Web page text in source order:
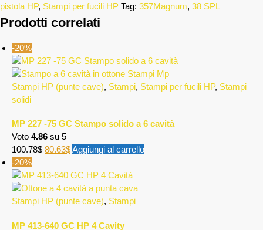
pistola HP, Stampi per fucili HP Tag: 357Magnum, 38 SPL
Prodotti correlati
-20%
Stampi HP (punte cave), Stampi, Stampi per fucili HP, Stampi
solidi
MP 227 -75 GC Stampo solido a 6 cavità
Voto 4.86 su 5
100.78$ 80.63$Aggiungi al carrello
-20%
Stampi HP (punte cave), Stampi
MP 413-640 GC HP 4 Cavity